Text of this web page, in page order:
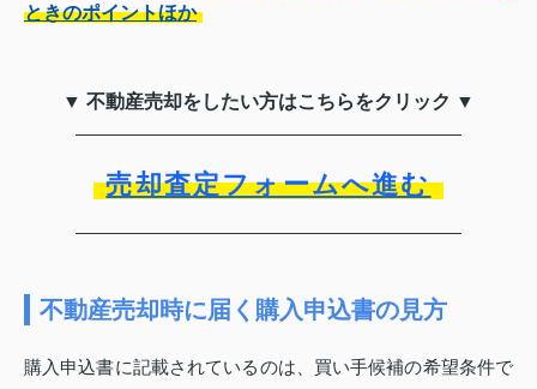
ときのポイントほか
▼ 不動産売却をしたい方はこちらをクリック ▼
売却査定フォームへ進む
不動産売却時に届く購入申込書の見方
購入申込書に記載されているのは、買い手候補の希望条件で